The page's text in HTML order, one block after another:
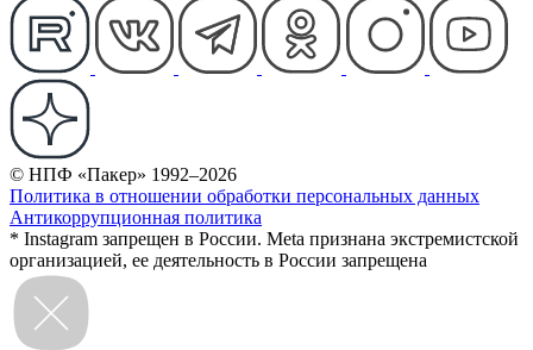
© НПФ «Пакер» 1992–2026
Политика в отношении обработки персональных данных
Антикоррупционная политика
* Instagram запрещен в России. Meta признана экстремистской
организацией, ее деятельность в России запрещена